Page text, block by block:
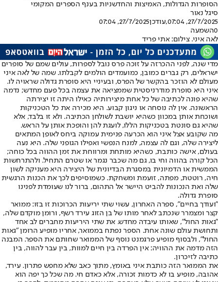
הסופרות הגדולות, האמיצות והחדשניות בענף הספרים המקומי
סיגל נאור
27/7/2025, 07:04
,עודכן27/7/2025, 07:04
0השמעה
לאה איני. צילום: אתי פריד
מדי שנה, לפני ההכרזה על זוכה פרס נובל לספרות, עולים שמם של סופרים
ישראלים, רק גברים כמובן, כמועמדים הולמים לקבלתו. שמה של לאה איני
מעולם לא הוזכר בהקשר של הפרס, ובעיניי היא סופרת גדולה שראויה לו.
איני היא סופרת מודרניסטית שממציאה את עצמה בכל פעם מחדש; נדמה
שהיא פונה לכתיבה של כל אחת מיצירותיה כאילו היתה זו יצירתה
הראשונה. אין לה נוסחה או ניגון קבוע. היא מכירה את כל הטכניקות
ושוכחת אותן במכוון כשהיא יושבת לשולחן הכתיבה. ולא זו בלבד, אלא
שהיא גם סונטת בטכניקות הללו, לועגת להן והופכת אותן על הראש.
מה שקובע אצל איני הוא הכרעה פנימית עמוקה ביחס לאופן המתאים
ליצירה שלה, וגם לה עצמה, למנח הנפשי ואפילו הגופני שלה. היא נעה
בעולם, אישה כותבת, כשהיא מותחת ומרווחת את זמן ההווה בכל כוחה;
הכל קורה בהווה וחי בו, גם מה שכבר נגמר או שטרם התחיל. ולהתרחשות
הממשית או הדמיונית במסגרת הבדיונית של היצירה היא מעניקה לשון
חיה, רוטטת, מפתה, זועמת ומשחקת. כשמוסיפים לכך את הכנות הרגשית
שלה ואת הנכונות להביט היישר אל התהום, ברור לנו שעומדת לפנינו
סופרת גדולה.
"ועודך בחיים", ספרה האחרון, עשוי שתי יריעות הכרוכות זו בזו: ממואר
קצר ומצמרר שנכתב לאחר מותו של בן הזוג עירד רשף, ורומן מוקדם שלה,
"גאות החול", שאותו עיבדה מחדש. את שתי היריעות מחברים לב אחד
ותחושת עולם שונה אחת. הספר נפתח בממואר, אחריו מופיע הרומן "גאות
החול", ולבסוף מופיע פרגמנט נוסף של הממואר שחותם את הספר. המבנה
הזה מדמה את ההוויה: אין הפרדה בין חיים למוות, בין עבר להווה, בין
כתיבה לזיכרון.
את הממואר הזה כותבת איני באומץ, מתוך כאב שלא מחפש פתרון. עירד,
אהובה, מופיע בו לא כדמות זכורה, אלא כאדם חי. מה שכל כך יפה הוא